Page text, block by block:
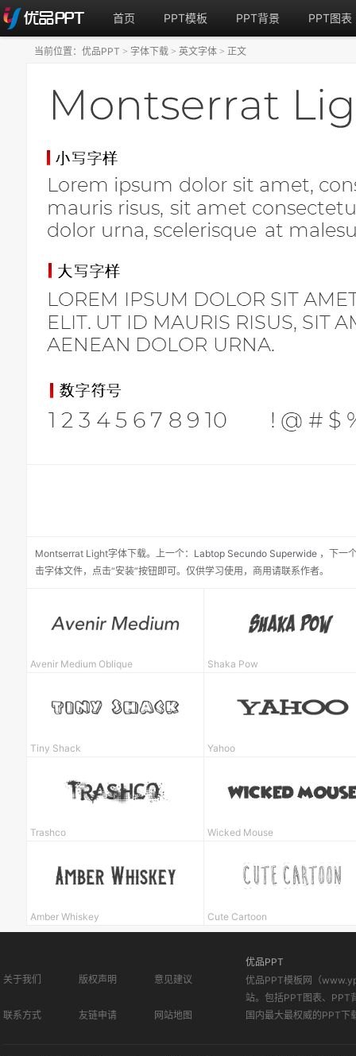
首页 PPT模板 PPT背景 PPT图表
Montserrat Light字体下载。 上一个： Labtop Secundo Superwide ， 下一
击字体文件，点击“安装”按钮即可。仅供学习使用，商用请联系作者。
当前位置： 优品PPT > 字体下载 > 英文字体 > 正文
Avenir Medium Oblique Shaka Pow
Tiny Shack Yahoo
Trashco Wicked Mouse
Amber Whiskey Cute Cartoon
关于我们 版权声明 意见建议
联系方式 友链申请 网站地图
优品PPT
优品PPT模板网（
站。包括PPT图表、PPT
国内最大最权威的PPT下